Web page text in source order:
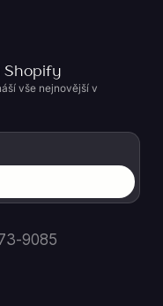
Shopify
vše nejnovější v
9085